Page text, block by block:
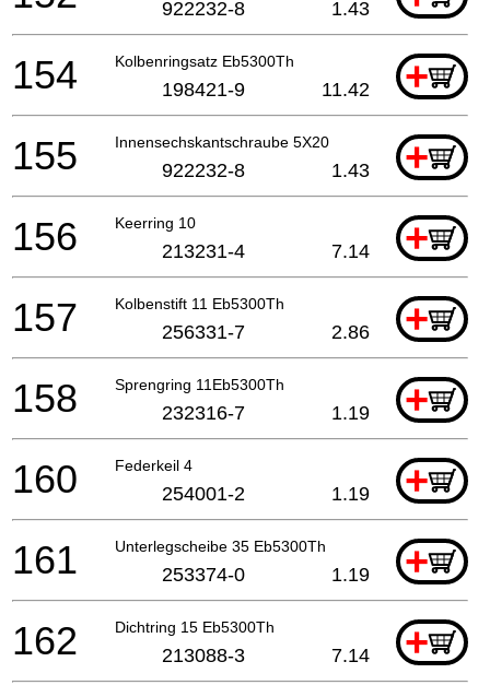
922232-8 1.43
Kolbenringsatz Eb5300Th +
154 198421-9 11.42
Innensechskantschraube 5X20 +
155 922232-8 1.43
Keerring 10 +
156 213231-4 7.14
Kolbenstift 11 Eb5300Th +
157 256331-7 2.86
Sprengring 11Eb5300Th +
158 232316-7 1.19
Federkeil 4 +
160 254001-2 1.19
Unterlegscheibe 35 Eb5300Th +
161 253374-0 1.19
Dichtring 15 Eb5300Th +
162 213088-3 7.14